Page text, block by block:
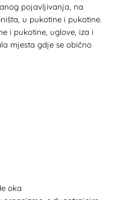
pojavljivanja, na
u pukotine i pukotine.
i pukotine, uglove, iza i
mjesta gdje se obično
oka